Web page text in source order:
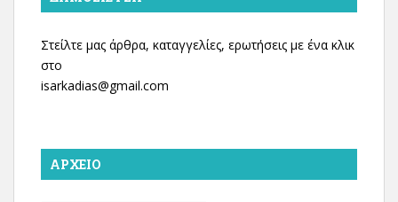
Στείλτε μας άρθρα, καταγγελίες, ερωτήσεις με ένα κλικ
στο
isarkadias@gmail.com
ΑΡΧΕΊΟ